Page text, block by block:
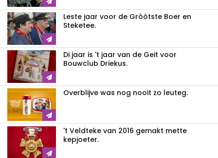
Leste jaar voor de Gròòtste Boer en
Steketee.
Di jaar is 't jaar van de Geit voor
Bouwclub Driekus.
Overblijve was nog nooit zo leuteg.
't Veldteke van 2016 gemakt mette
kepjoeter.